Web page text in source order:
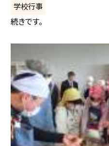
学校行事
続きです。